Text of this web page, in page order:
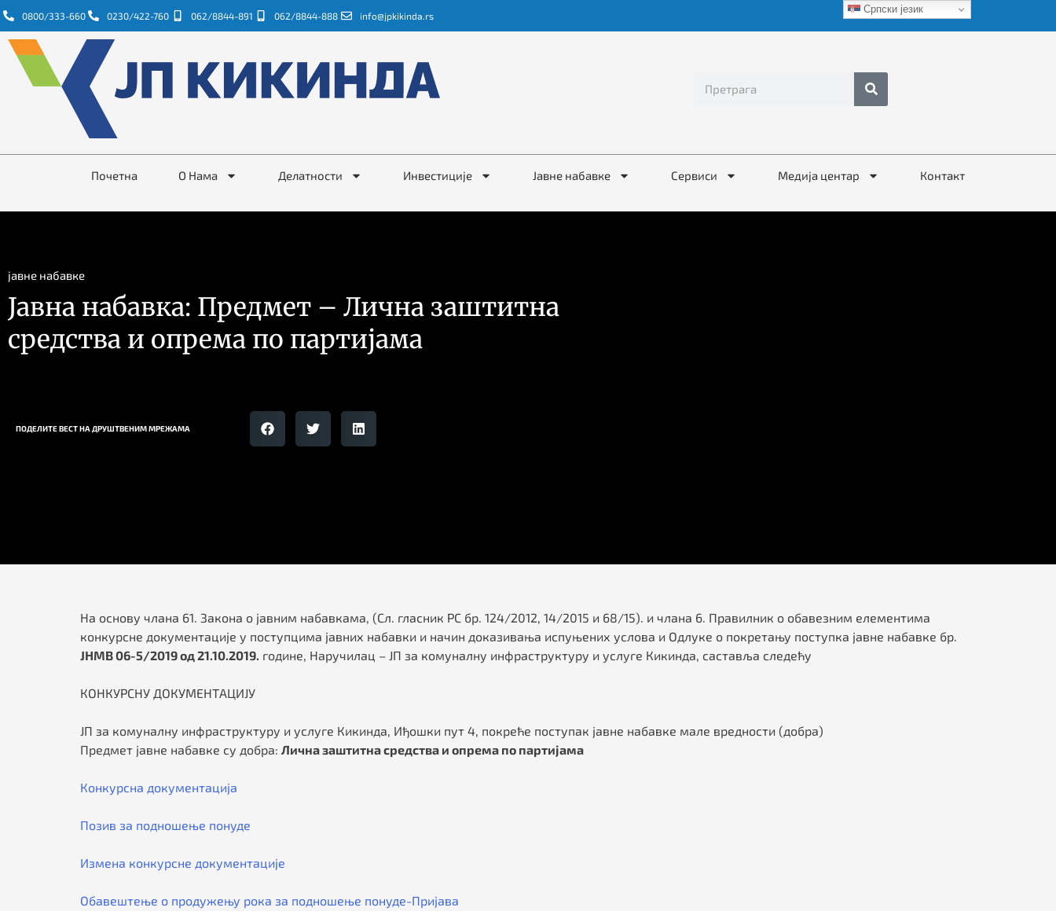
0800/333-660 0230/422-760 062/8844-891 062/8844-888 info@jpkikinda.rs
Почетна О Нама Делатности Инвестиције Јавне набавке Сервиси Медија центар Контакт
јавне набавке
Јавна набавка: Предмет – Лична заштитна
средствa и опрема по партијама
ПОДЕЛИТЕ ВЕСТ НА ДРУШТВЕНИМ МРЕЖАМА
На основу члана 61. Закона о јавним набавкама, (Сл. гласник РС бр. 124/2012, 14/2015 и 68/15). и члана 6. Правилник о обавезним елементима
конкурсне документације у поступцима јавних набавки и начин доказивања испуњених услова и Одлуке о покретању поступка јавне набавке бр.
ЈНМВ 06-5/2019 од 21.10.2019. године, Наручилац – ЈП за комуналну инфраструктуру и услуге Кикинда, саставља следећу
КОНКУРСНУ ДОКУМЕНТАЦИЈУ
ЈП за комуналну инфраструктуру и услуге Кикинда, Иђошки пут 4, покреће поступак јавне набавке мале вредности (добра)
Предмет јавне набавке су добра: Лична заштитна средства и опрема по партијама
Конкурсна документација
Позив за подношење понуде
Измена конкурсне документације
Обавештење о продужењу рока за подношење понуде-Пријава
Српски језик